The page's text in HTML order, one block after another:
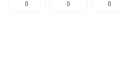
0 0 0